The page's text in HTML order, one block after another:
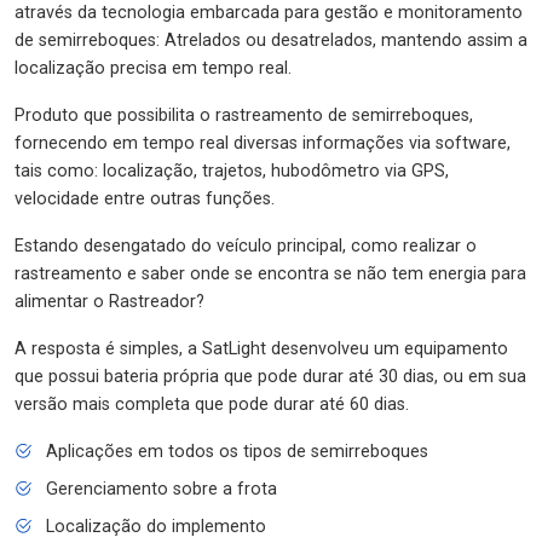
através da tecnologia embarcada para gestão e monitoramento
de semirreboques: Atrelados ou desatrelados, mantendo assim a
localização precisa em tempo real.
Produto que possibilita o rastreamento de semirreboques,
fornecendo em tempo real diversas informações via software,
tais como: localização, trajetos, hubodômetro via GPS,
velocidade entre outras funções.
Estando desengatado do veículo principal, como realizar o
rastreamento e saber onde se encontra se não tem energia para
alimentar o Rastreador?
A resposta é simples, a SatLight desenvolveu um equipamento
que possui bateria própria que pode durar até 30 dias, ou em sua
versão mais completa que pode durar até 60 dias.
Aplicações em todos os tipos de semirreboques
Gerenciamento sobre a frota
Localização do implemento